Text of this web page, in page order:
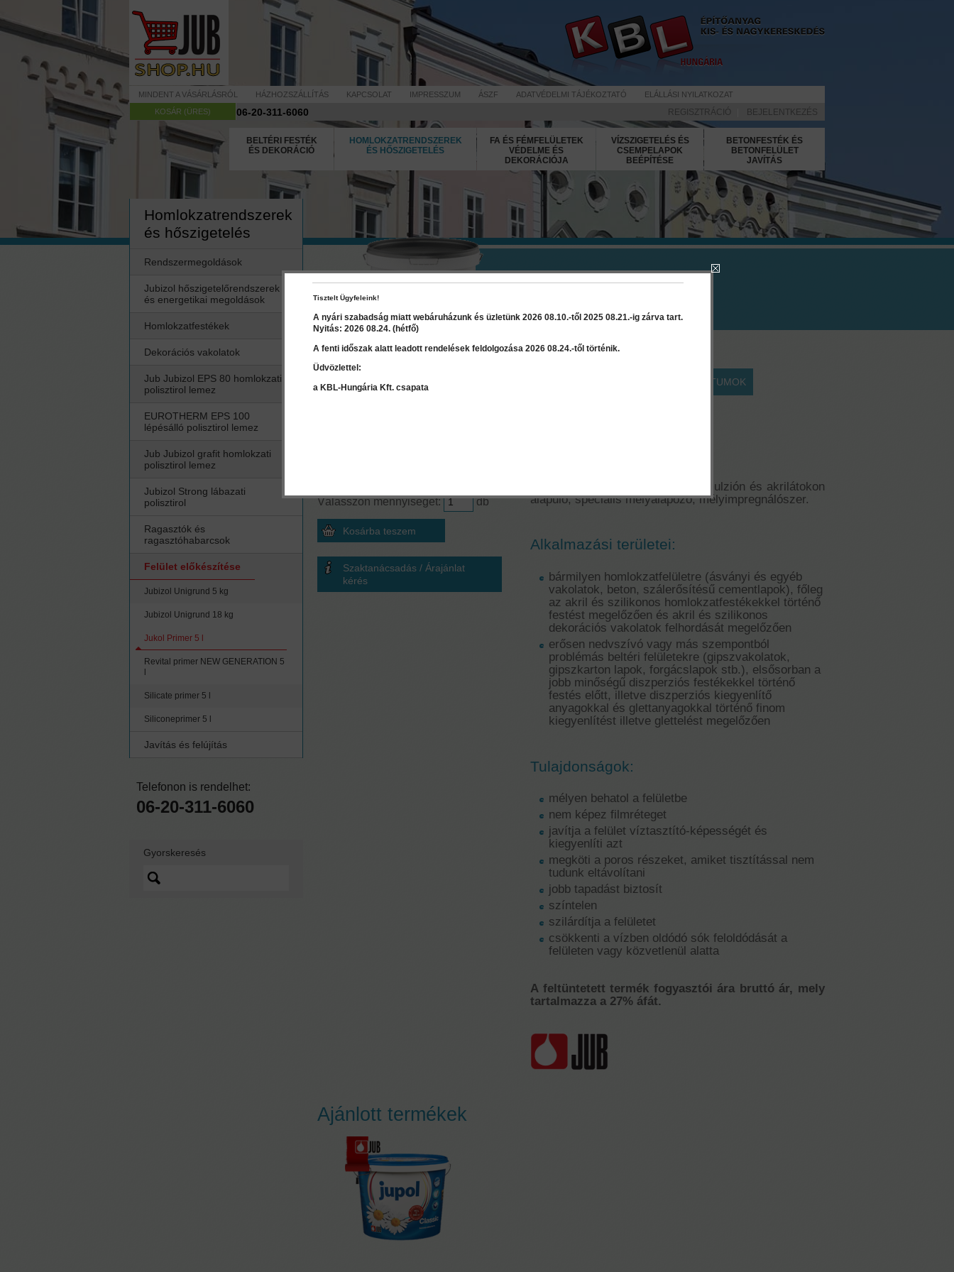
MINDENT A VÁSÁRLÁSRÓL HÁZHOZSZÁLLÍTÁS KAPCSOLAT IMPRESSZUM ÁSZF ADATVÉDELMI TÁJÉKOZTATÓ
ELÁLLÁSI NYILATKOZAT
KOSÁR (ÜRES)
06-20-311-6060 REGISZTRÁCIÓ BEJELENTKEZÉS
BELTÉRI FESTÉK
ÉS DEKORÁCIÓ
HOMLOKZATRENDSZEREK
ÉS HŐSZIGETELÉS
FA ÉS FÉMFELÜLETEK
VÉDELME ÉS
DEKORÁCIÓJA
VÍZSZIGETELÉS ÉS
CSEMPELAPOK
BEÉPÍTÉSE
BETONFESTÉK ÉS
BETONFELÜLET
JAVÍTÁS
Homlokzatrendszerek
és hőszigetelés
Rendszermegoldások
Jubizol hőszigetelőrendszerek
és energetikai megoldások
Homlokzatfestékek
Dekorációs vakolatok
Jub Jubizol EPS 80 homlokzati
polisztirol lemez
EUROTHERM EPS 100
lépésálló polisztirol lemez
Jub Jubizol grafit homlokzati
polisztirol lemez
Jubizol Strong lábazati
polisztirol
Ragasztók és
ragasztóhabarcsok
Felület előkészítése
Jubizol Unigrund 5 kg
Jubizol Unigrund 18 kg
Jukol Primer 5 l
Revital primer NEW GENERATION 5
Silicate primer 5 l
Siliconeprimer 5 l
Javítás és felújítás
Telefonon is rendelhet:
06-20-311-6060
Gyorskeresés
Jukol Primer 5 l
DOKUMENTUMOK
A Jukol Primer víz alapú mikroemulzión és akrilátokon
alapuló, speciális mélyalapozó, mélyimpregnálószer.
Alkalmazási területei:
bármilyen homlokzatfelületre (ásványi és egyéb
vakolatok, beton, szálerősítésű cementlapok), főleg
az akril és szilikonos homlokzatfestékekkel történő
festést megelőzően és akril és szilikonos
dekorációs vakolatok felhordását megelőzően
erősen nedvszívó vagy más szempontból
problémás beltéri felületekre (gipszvakolatok,
gipszkarton lapok, forgácslapok stb.), elsősorban a
jobb minőségű diszperziós festékekkel történő
festés előtt, illetve diszperziós kiegyenlítő
anyagokkal és glettanyagokkal történő finom
kiegyenlítést illetve glettelést megelőzően
Tulajdonságok:
mélyen behatol a felületbe
nem képez filmréteget
javítja a felület víztasztító-képességét és
kiegyenlíti azt
megköti a poros részeket, amiket tisztítással nem
tudunk eltávolítani
jobb tapadást biztosít
színtelen
szilárdítja a felületet
csökkenti a vízben oldódó sók feloldódását a
felületen vagy közvetlenül alatta
A feltüntetett termék fogyasztói ára bruttó ár, mely
tartalmazza a 27% áfát.
Válasszon mennyiséget: db
Szaktanácsadás / Árajánlat
kérés
Ajánlott termékek
Tisztelt Ügyfeleink!
A nyári szabadság miatt webáruházunk és üzletünk 2026 08.10.-től 2025 08.21.-ig zárva tart.
Nyitás: 2026 08.24. (hétfő)
A fenti időszak alatt leadott rendelések feldolgozása 2026 08.24.-től történik.
Üdvözlettel:
a KBL-Hungária Kft. csapata